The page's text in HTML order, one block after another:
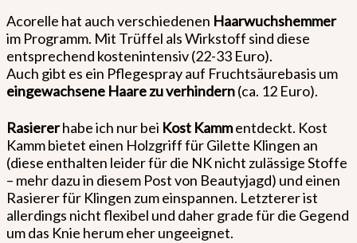
Acorelle hat auch verschiedenen Haarwuchshemmer
im Programm. Mit Trüffel als Wirkstoff sind diese
entsprechend kostenintensiv (22-33 Euro).
Auch gibt es ein Pflegespray auf Fruchtsäurebasis um
eingewachsene Haare zu verhindern(ca. 12 Euro).
Rasiererhabe ich nur bei Kost Kammentdeckt. Kost
Kamm bietet einen Holzgriff für Gilette Klingen an
(diese enthalten leider für die NK nicht zulässige Stoffe
– mehr dazu in diesem Post von Beautyjagd) und einen
Rasierer für Klingen zum einspannen. Letzterer ist
allerdings nicht flexibel und daher grade für die Gegend
um das Knie herum eher ungeeignet.